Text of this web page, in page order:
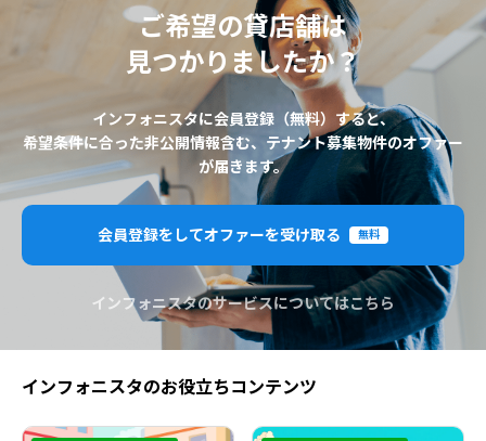
ご希望の貸店舗は
見つかりましたか？
インフォニスタに会員登録（無料）すると、
希望条件に合った非公開情報含む、テナント募集物件のオファー
が届きます。
会員登録をしてオファーを受け取る 無料
インフォニスタのサービスについてはこちら
インフォニスタのお役立ちコンテンツ